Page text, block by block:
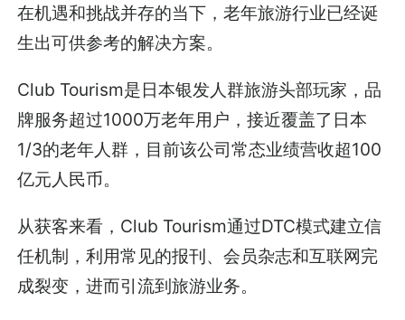
在机遇和挑战并存的当下，老年旅游行业已经诞
生出可供参考的解决方案。
Club Tourism是日本银发人群旅游头部玩家，品
牌服务超过1000万老年用户，接近覆盖了日本
1/3的老年人群，目前该公司常态业绩营收超100
亿元人民币。
从获客来看，Club Tourism通过DTC模式建立信
任机制，利用常见的报刊、会员杂志和互联网完
成裂变，进而引流到旅游业务。